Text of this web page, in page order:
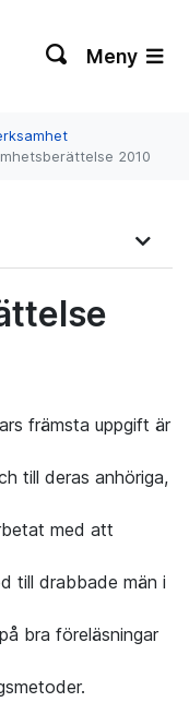
Meny
2010
främsta uppgift är
till deras anhöriga,
med att
till drabbade män i
bra föreläsningar